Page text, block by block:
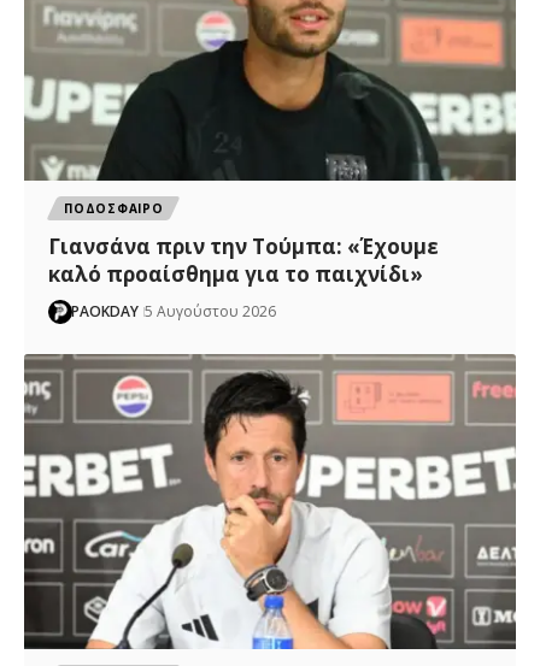
ΠΟΔΟΣΦΑΙΡΟ
Γιανσάνα πριν την Τούμπα: «Έχουμε
καλό προαίσθημα για το παιχνίδι»
PAOKDAY 5 Αυγούστου 2026